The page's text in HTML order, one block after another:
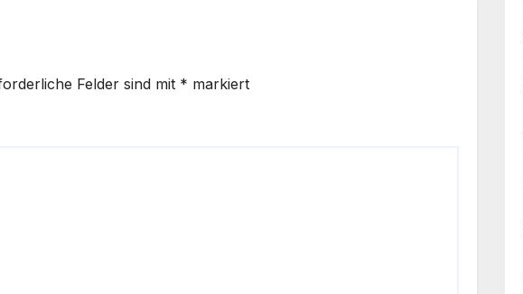
Felder sind mit * markiert